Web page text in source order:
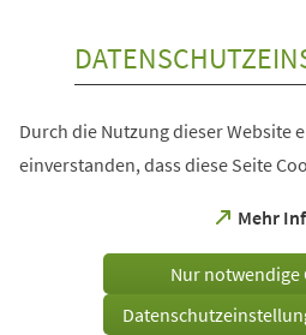
Durch die Nutzung dieser Website
einverstanden, dass diese Seite
Mehr
(Öffnet
einem
Tab)
Nur notwendige